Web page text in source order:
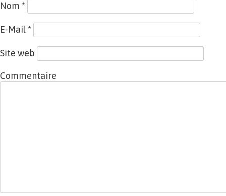
Nom *
E-Mail *
Site web
Commentaire